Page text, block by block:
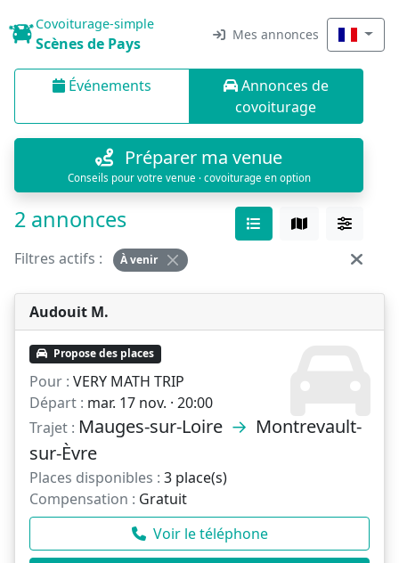
Covoiturage-simple
Scènes de Pays Mes annonces
Événements
Annonces de
covoiturage
Préparer ma venue
Conseils pour votre venue · covoiturage en option
2 annonces
Filtres actifs : À venir
Audouit M.
Propose des places
Pour : VERY MATH TRIP
Départ : mar. 17 nov. · 20:00
Trajet : Mauges-sur-Loire → Montrevault-
sur-Èvre
Places disponibles : 3 place(s)
Compensation : Gratuit
Voir le téléphone